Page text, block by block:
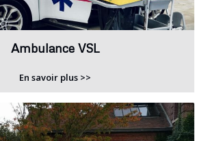
Ambulance VSL
En savoir plus >>